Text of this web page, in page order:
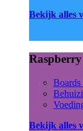
Bekijk alles
Boards
Bekijk alles